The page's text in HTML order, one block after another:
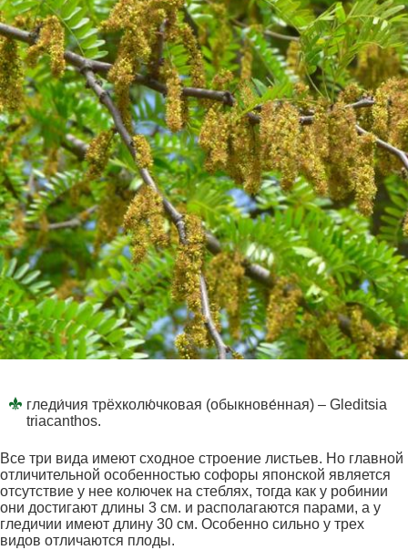
гледи́чия трёхколю́чковая (обыкнове́нная) – Gleditsia
triacanthos.
Все три вида имеют сходное строение листьев. Но главной
отличительной особенностью софоры японской является
отсутствие у нее колючек на стеблях, тогда как у робинии
они достигают длины 3 см. и располагаются парами, а у
гледичии имеют длину 30 см. Особенно сильно у трех
видов отличаются плоды.